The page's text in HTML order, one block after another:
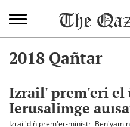
2018 Qañtar
Izrail' prem'eri
Ierusalimge
Izrail'diñ prem'er-ministri